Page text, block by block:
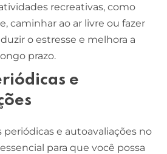
recreativas, como
caminhar ao ar livre ou fazer
o estresse e melhora a
prazo.
e
periódicas e autoavaliações no
para que você possa